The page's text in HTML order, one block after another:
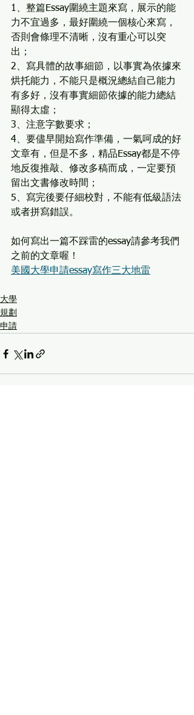
1、整篇Essay圍繞主題來寫，展示的能
力不宜過多，最好圍繞一個核心來寫，
否則會條理不清晰，沒有重心可以突
出；
2、寫具體的故事細節，以事實為依據來
烘托能力，不能只是概況總結自己能力
有多好，沒有事實細節依據的能力總結
顯得太虛；
3、注意字數要求；
4、要儘早開始寫作準備，一氣呵成的好
文章有，但是不多，精品Essay都是不停
地反復推敲、修改多稿而成，一定要預
留出文書修改時間；
5、寫完後要仔細校對，不能有低級語法
或者拼寫錯誤。
如何寫出一篇不踩雷的essay請參考我們
之前的文章喔！
美國大學申請essay寫作三大地雷
大學
規劃
申請